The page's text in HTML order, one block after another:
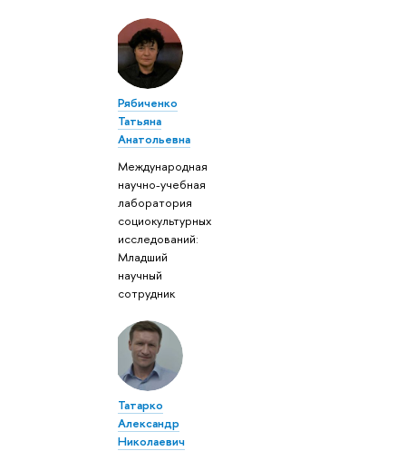
Рябиченко
Татьяна
Анатольевна
Международная
научно-учебная
лаборатория
социокультурных
исследований:
Младший
научный
сотрудник
Татарко
Александр
Николаевич